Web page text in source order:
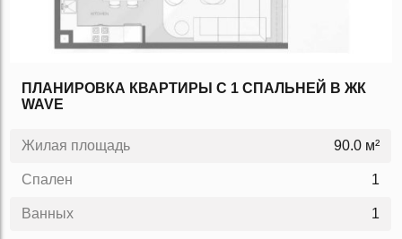
ПЛАНИРОВКА КВАРТИРЫ C 1 СПАЛЬНЕЙ В ЖК
WAVE
Жилая площадь 90.0 м²
Спален 1
Ванных 1